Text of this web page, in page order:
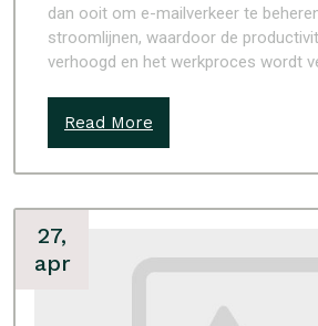
dan ooit om e-mailverkeer te
stroomlijnen, waardoor de
verhoogd en het werkproces wordt
Read More
27,
apr